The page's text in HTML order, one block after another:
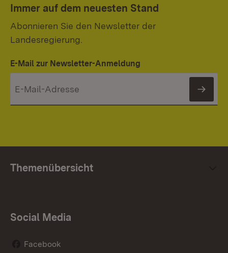
Immer auf dem neuesten Stand
Abonnieren Sie den Newsletter der
Landesregierung.
E-Mail zur Newsletter-Anmeldung
Themenübersicht
Social Media
Facebook